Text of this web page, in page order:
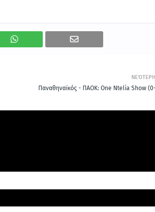
ΝΕΌΤΕΡΗ
Παναθηναϊκός - ΠΑΟΚ: One Ntelia Show